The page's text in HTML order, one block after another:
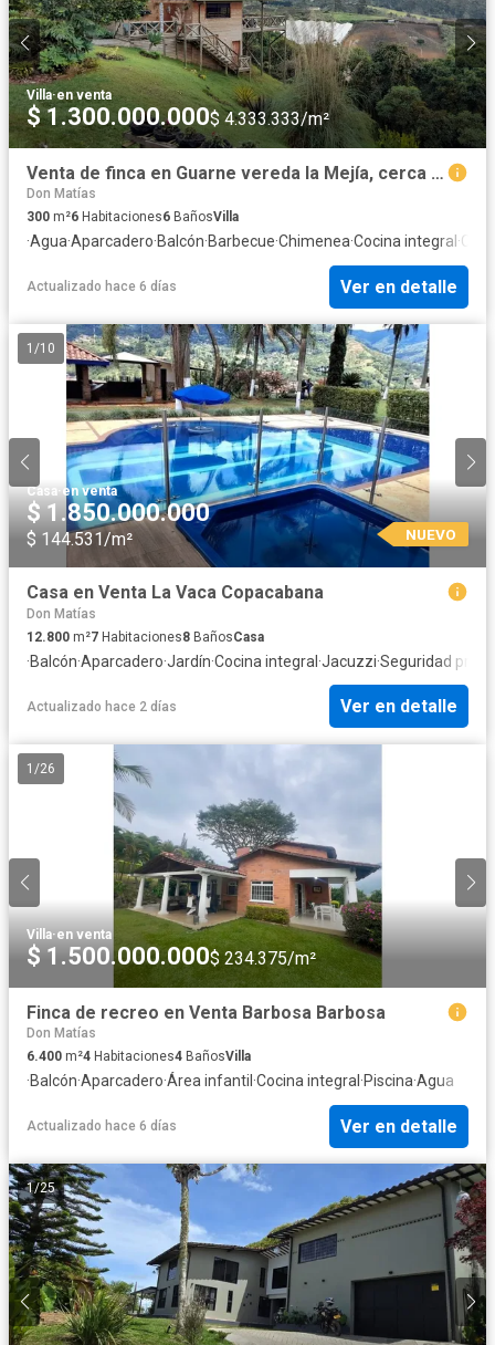
Villa·en venta
$ 1.300.000.000$ 4.333.333/m²
Venta de finca en Guarne vereda la Mejía, cerca al parque principal
Don Matías
300 m²6 Habitaciones6 BañosVilla
·Agua·Aparcadero·Balcón·Barbecue·Chimenea·Cocina integral ·
Actualizado hace 6 días Ver en detalle
1 /10
Casa ·en venta
$ 1.850.000.000
$ 144.531/m² NUEVO
Casa en Venta La Vaca Copacabana
Don Matías
12.800 m²7 Habitaciones8 BañosCasa
·Balcón·Aparcadero·Jardín·Cocina integral ·Jacuzzi·Seguridad
Actualizado hace 2 días Ver en detalle
1 /26
Villa·en venta
$ 1.500.000.000$ 234.375/m²
Finca de recreo en Venta Barbosa Barbosa
Don Matías
6.400 m²4 Habitaciones4 BañosVilla
·Balcón·Aparcadero·Área infantil ·Cocina integral ·Piscina·Agua
Actualizado hace 6 días Ver en detalle
1/25